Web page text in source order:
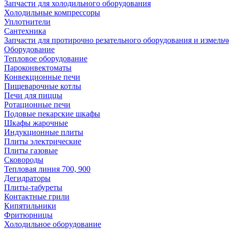
Запчасти для холодильного оборудования
Холодильные компрессоры
Уплотнители
Сантехника
Запчасти для протирочно резательного оборудования и
Оборудование
Тепловое оборудование
Пароконвектоматы
Конвекционные печи
Пищеварочные котлы
Печи для пиццы
Ротационные печи
Подовые пекарские шкафы
Шкафы жарочные
Индукционные плиты
Плиты электрические
Плиты газовые
Сковороды
Тепловая линия 700, 900
Дегидраторы
Плиты-табуреты
Контактные грили
Кипятильники
Фритюрницы
Холодильное оборудование